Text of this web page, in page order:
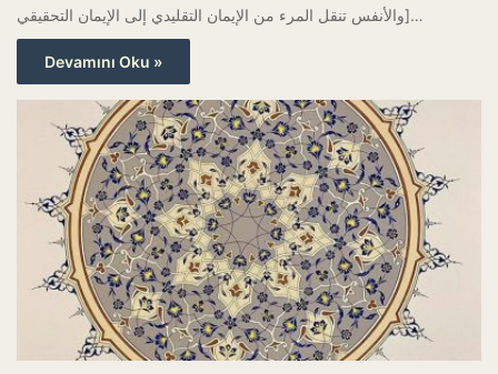
والأنفس تنقل المرء من الإيمان التقليدي إلى الإيمان التحقيقي]…
Devamını Oku »